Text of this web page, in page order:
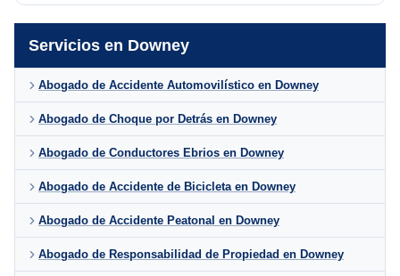
Servicios en Downey
Abogado de Accidente Automovilístico en Downey
Abogado de Choque por Detrás en Downey
Abogado de Conductores Ebrios en Downey
Abogado de Accidente de Bicicleta en Downey
Abogado de Accidente Peatonal en Downey
Abogado de Responsabilidad de Propiedad en Downey